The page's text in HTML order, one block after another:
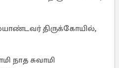
திருக்கோயில்,
நாத சுவாமி